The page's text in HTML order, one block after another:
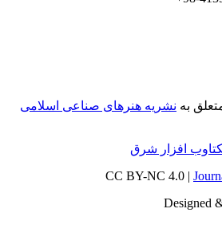
هنرهای صناعی اسلامی
شرق